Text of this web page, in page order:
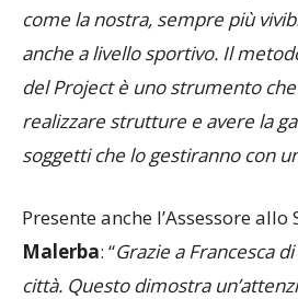
come la nostra, sempre più
anche a livello sportivo. Il
del Project è uno strumento
realizzare strutture e avere la
soggetti che lo gestiranno con
Presente anche l’Assessore allo
Malerba: “Grazie a Francesca
città. Questo dimostra